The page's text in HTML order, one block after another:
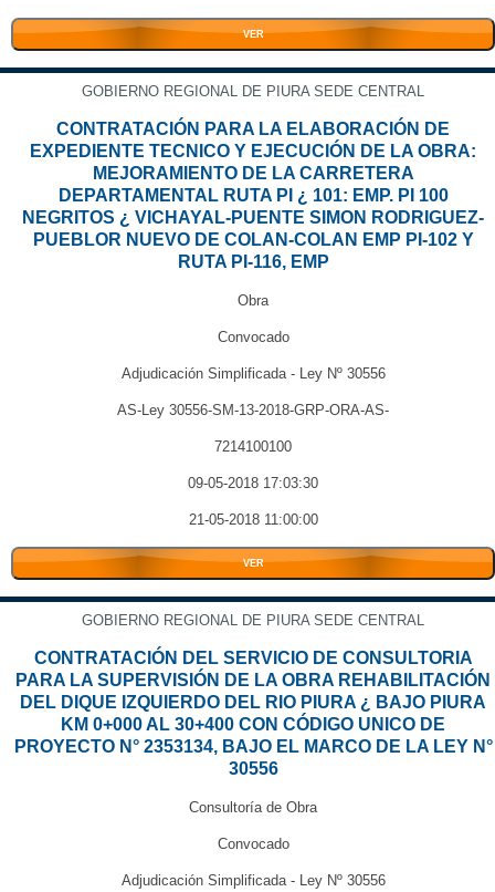
VER
GOBIERNO REGIONAL DE PIURA SEDE CENTRAL
CONTRATACIÓN PARA LA ELABORACIÓN DE
EXPEDIENTE TECNICO Y EJECUCIÓN DE LA OBRA:
MEJORAMIENTO DE LA CARRETERA
DEPARTAMENTAL RUTA PI ¿ 101: EMP. PI 100
NEGRITOS ¿ VICHAYAL-PUENTE SIMON RODRIGUEZ-
PUEBLOR NUEVO DE COLAN-COLAN EMP PI-102 Y
RUTA PI-116, EMP
Obra
Convocado
Adjudicación Simplificada - Ley Nº 30556
AS-Ley 30556-SM-13-2018-GRP-ORA-AS-
7214100100
09-05-2018 17:03:30
21-05-2018 11:00:00
VER
GOBIERNO REGIONAL DE PIURA SEDE CENTRAL
CONTRATACIÓN DEL SERVICIO DE CONSULTORIA
PARA LA SUPERVISIÓN DE LA OBRA REHABILITACIÓN
DEL DIQUE IZQUIERDO DEL RIO PIURA ¿ BAJO PIURA
KM 0+000 AL 30+400 CON CÓDIGO UNICO DE
PROYECTO N° 2353134, BAJO EL MARCO DE LA LEY N°
30556
Consultoría de Obra
Convocado
Adjudicación Simplificada - Ley Nº 30556